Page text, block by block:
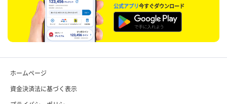
公式アプリ今すぐダウンロード
ホームページ
資金決済法に基づく表示